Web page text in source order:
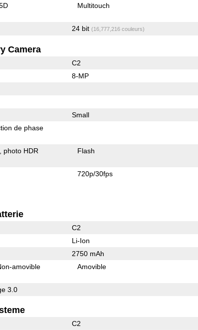
Multitouch
24 bit (16,777,216 couleurs)
Camera
C2
8-MP
Small
de phase
photo HDR Flash
720p/30fps
C2
Li-Ion
2750 mAh
amovible Amovible
3.0
C2